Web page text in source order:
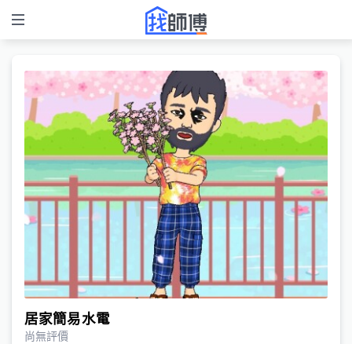
居家簡易水電
尚無評價